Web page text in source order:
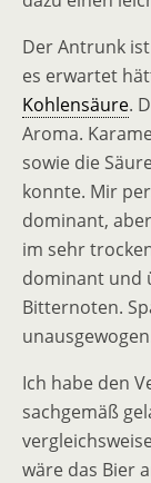
Der Antrunk
es erwartet
Kohlensäure.
Aroma.
sowie die
konnte. Mir
dominant,
im sehr
dominant und
Bitternoten.
Ich habe den
sachgemäß
wäre das Bier